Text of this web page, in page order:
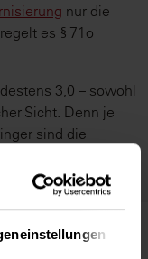
nur die
es § 71o
3,0 – sowohl
Sicht. Denn je
sind die
Anteil.